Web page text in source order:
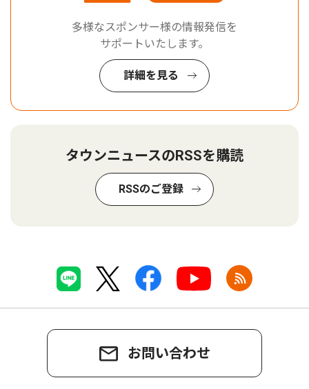
多様なスポンサー様の情報発信を
サポートいたします。
詳細を見る
タウンニュースのRSSを購読
RSSのご登録
お問い合わせ